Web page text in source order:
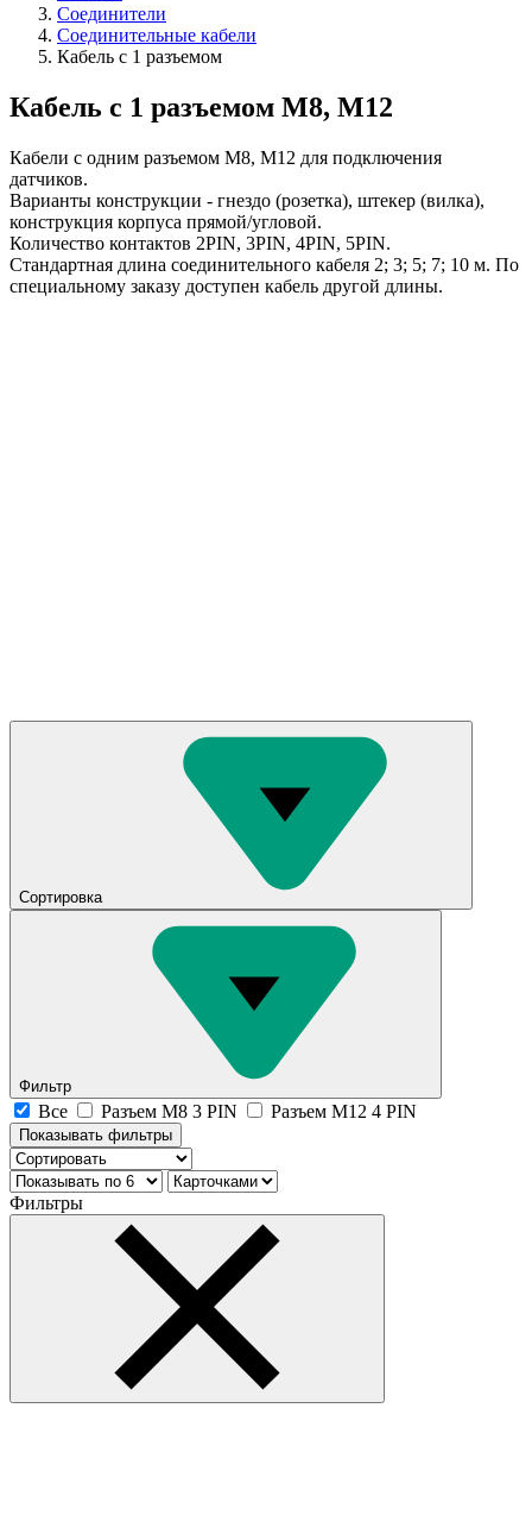
Соединители
Соединительные кабели
Кабель с 1 разъемом
Кабель с 1 разъемом М8, М12
Кабели с одним разъемом М8, М12 для подключения
датчиков.
Варианты конструкции - гнездо (розетка), штекер (вилка),
конструкция корпуса прямой/угловой.
Количество контактов 2PIN, 3PIN, 4PIN, 5PIN.
Стандартная длина соединительного кабеля 2; 3; 5; 7; 10 м. По
специальному заказу доступен кабель другой длины.
Сортировка
Фильтр
Все Разъем М8 3 PIN Разъем М12 4 PIN
Показывать фильтры
Фильтры